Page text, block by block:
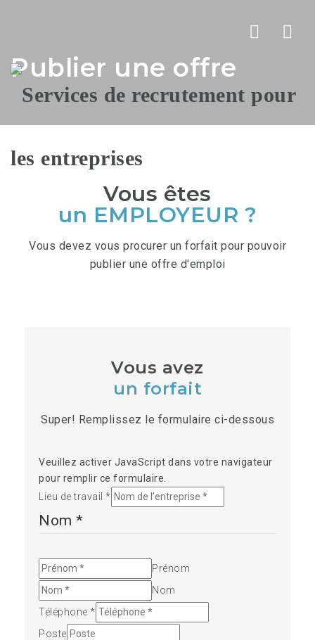
Publier une offre
Vous êtes
un EMPLOYEUR ?
Vous devez vous procurer un forfait pour pouvoir
publier une offre d'emploi
Vous avez
un forfait
Super! Remplissez le formulaire ci-dessous
Veuillez activer JavaScript dans votre navigateur
pour remplir ce formulaire.
Lieu de travail *
Nom *
Prénom
Nom
Téléphone *
Poste